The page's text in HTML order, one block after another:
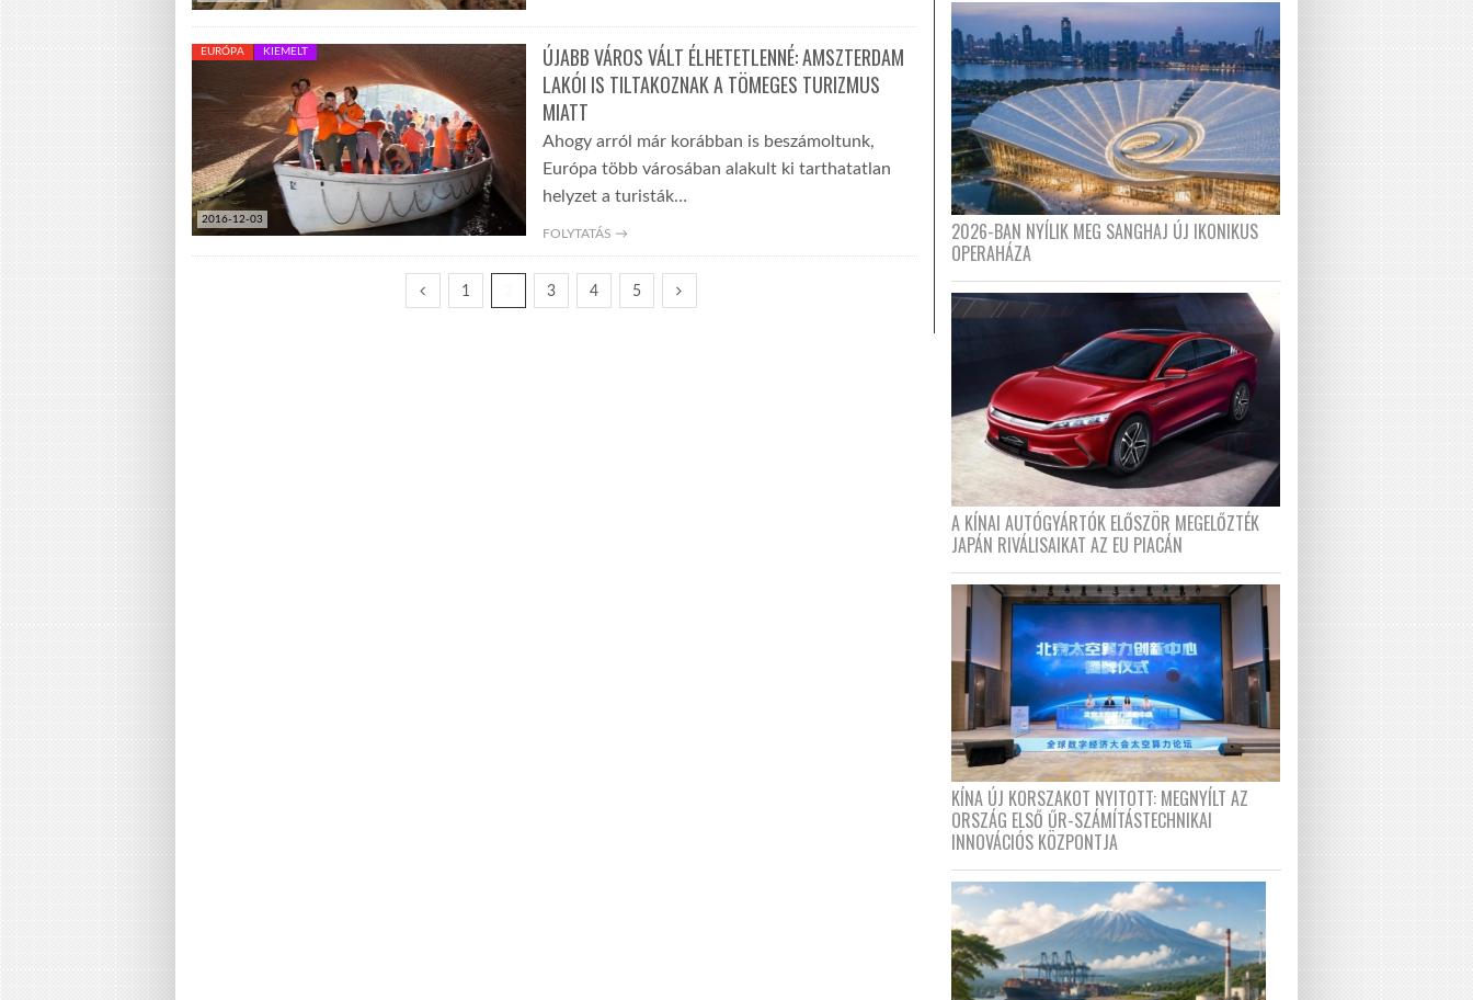
2016-12-03
EURÓPA KIEMELT
ÚJABB VÁROS VÁLT ÉLHETETLENNÉ: AMSZTERDAM
LAKÓI IS TILTAKOZNAK A TÖMEGES TURIZMUS
MIATT
Ahogy arról már korábban is beszámoltunk,
Európa több városában alakult ki tarthatatlan
helyzet a turisták…
FOLYTATÁS →
1 3 4 5
2026-BAN NYÍLIK MEG SANGHAJ ÚJ IKONIKUS
OPERAHÁZA
A KÍNAI AUTÓGYÁRTÓK ELŐSZÖR MEGELŐZTÉK
JAPÁN RIVÁLISAIKAT AZ EU PIACÁN
KÍNA ÚJ KORSZAKOT NYITOTT: MEGNYÍLT AZ
ORSZÁG ELSŐ ŰR-SZÁMÍTÁSTECHNIKAI
INNOVÁCIÓS KÖZPONTJA